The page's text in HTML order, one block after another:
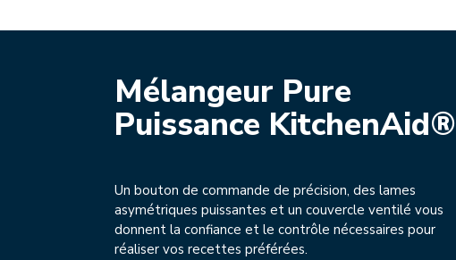
Mélangeur Pure
Puissance KitchenAid®
Un bouton de commande de précision, des lames
asymétriques puissantes et un couvercle ventilé vous
donnent la confiance et le contrôle nécessaires pour
réaliser vos recettes préférées.